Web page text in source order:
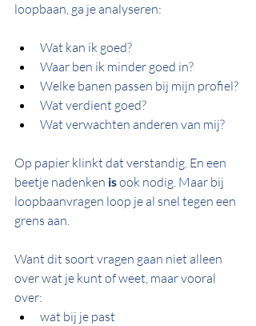
loopbaan, ga je analyseren:
Wat kan ik goed?
Waar ben ik minder goed in?
Welke banen passen bij mijn profiel?
Wat verdient goed?
Wat verwachten anderen van mij?
Op papier klinkt dat verstandig. En een
beetje nadenken is ook nodig. Maar bij
loopbaanvragen loop je al snel tegen een
grens aan.
Want dit soort vragen gaan niet alleen
over wat je kunt of weet, maar vooral
over:
wat bij je past